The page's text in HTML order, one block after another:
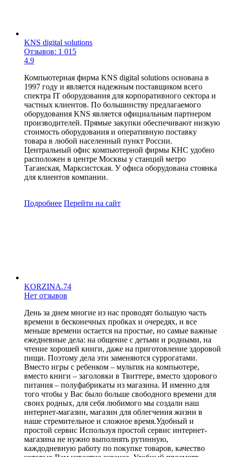
KNS digital solutions
Отзывов: 1 015
4.9
Компьютерная фирма KNS digital solutions основана в
1997 году и является надежным поставщиком всего
спектра IT оборудования для корпоративного сектора и
частных клиентов. По большинству предлагаемого
оборудования KNS является официальным партнером
производителей. Прямые закупки обеспечивают низкую
стоимость оборудования и оперативную поставку
товара в любой населенный пункт России.
Центральный офис компьютерной фирмы КНС удобно
расположен в центре Москвы у станций метро
Таганская, Марксистская. У офиса оборудована стоянка
для клиентов компании.
Подробнее Перейти на сайт
KORZINA.74
Нет отзывов
День за днем многие из нас проводят большую часть
времени в бесконечных пробках и очередях, и все
меньше времени остается на простые, но самые важные
ежедневные дела: на общение с детьми и родными, на
чтение хорошей книги, даже на приготовление здоровой
пищи. Поэтому дела эти заменяются суррогатами.
Вместо игры с ребенком – мультик на компьютере,
вместо книги – заголовки в Твиттере, вместо здорового
питания – полуфабрикаты из магазина. И именно для
того чтобы у Вас было больше свободного времени для
своих родных, для себя любимого мы создали наш
интернет-магазин, магазин для облегчения жизни в
наше стремительное и сложное время.Удобный и
простой сервис Используя простой сервис интернет-
магазина не нужно выполнять рутинную,
каждодневную работу по покупке товаров, качество